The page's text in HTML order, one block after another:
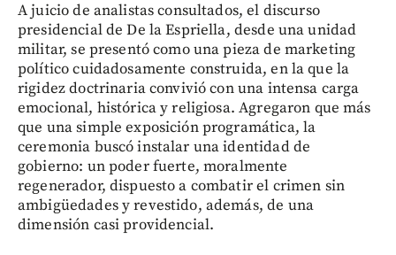
A juicio de analistas consultados, el discurso
presidencial de De la Espriella, desde una unidad
militar, se presentó como una pieza de marketing
político cuidadosamente construida, en la que la
rigidez doctrinaria convivió con una intensa carga
emocional, histórica y religiosa. Agregaron que más
que una simple exposición programática, la
ceremonia buscó instalar una identidad de
gobierno: un poder fuerte, moralmente
regenerador, dispuesto a combatir el crimen sin
ambigüedades y revestido, además, de una
dimensión casi providencial.